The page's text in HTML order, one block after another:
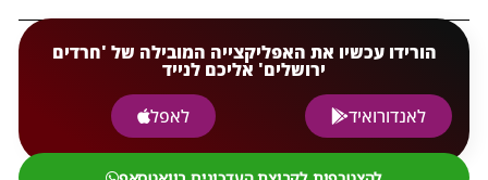
הורידו עכשיו את האפליקצייה המובילה של 'חרדים
ירושלים' אליכם לנייד
לאנדורואיד
לאפל